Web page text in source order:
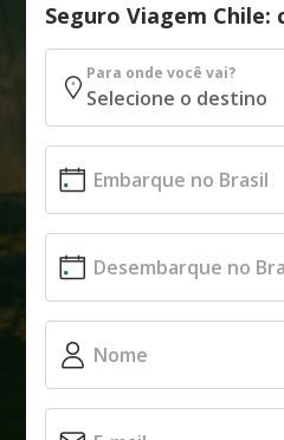
Seguro Viagem Chile:
Para onde você vai?